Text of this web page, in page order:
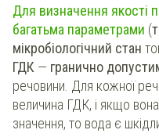
Для визначення якості
багатьма параметрами (
мікробіологічний стан
ГДК — гранично
речовини. Для кожної
величина ГДК, і якщо
значення, то вода є